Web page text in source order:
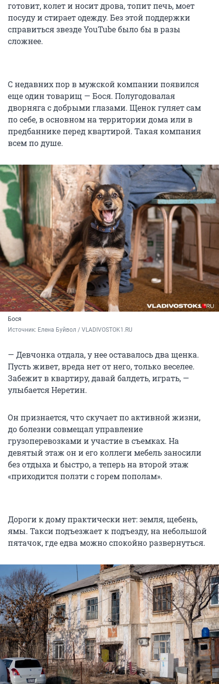
готовит, колет и носит дрова, топит печь, моет
посуду и стирает одежду. Без этой поддержки
справиться звезде YouTube было бы в разы
сложнее.
С недавних пор в мужской компании появился
еще один товарищ — Бося. Полугодовалая
дворняга с добрыми глазами. Щенок гуляет сам
по себе, в основном на территории дома или в
предбаннике перед квартирой. Такая компания
всем по душе.
Бося
Источник: Елена Буйвол / VLADIVOSTOK1.RU
— Девчонка отдала, у нее оставалось два щенка.
Пусть живет, вреда нет от него, только веселее.
Забежит в квартиру, давай балдеть, играть, —
улыбается Неретин.
Он признается, что скучает по активной жизни,
до болезни совмещал управление
грузоперевозками и участие в съемках. На
девятый этаж он и его коллеги мебель заносили
без отдыха и быстро, а теперь на второй этаж
«приходится ползти с горем пополам».
Дороги к дому практически нет: земля, щебень,
ямы. Такси подъезжает к подъезду, на небольшой
пятачок, где едва можно спокойно развернуться.